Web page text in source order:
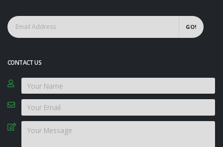
GO!
CONTACT US